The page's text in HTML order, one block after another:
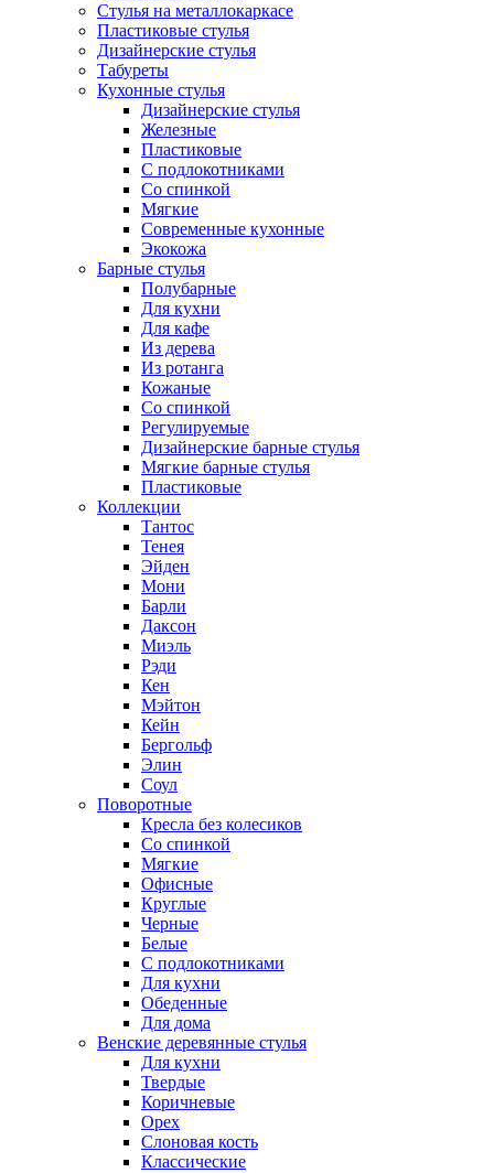
Стулья на металлокаркасе
Пластиковые стулья
Дизайнерские стулья
Табуреты
Кухонные стулья
Дизайнерские стулья
Железные
Пластиковые
С подлокотниками
Со спинкой
Мягкие
Современные кухонные
Экокожа
Барные стулья
Полубарные
Для кухни
Для кафе
Из дерева
Из ротанга
Кожаные
Со спинкой
Регулируемые
Дизайнерские барные стулья
Мягкие барные стулья
Пластиковые
Коллекции
Тантос
Тенея
Эйден
Мони
Барли
Даксон
Миэль
Рэди
Кен
Мэйтон
Кейн
Бергольф
Элин
Соул
Поворотные
Кресла без колесиков
Со спинкой
Мягкие
Офисные
Круглые
Черные
Белые
С подлокотниками
Для кухни
Обеденные
Для дома
Венские деревянные стулья
Для кухни
Твердые
Коричневые
Орех
Слоновая кость
Классические